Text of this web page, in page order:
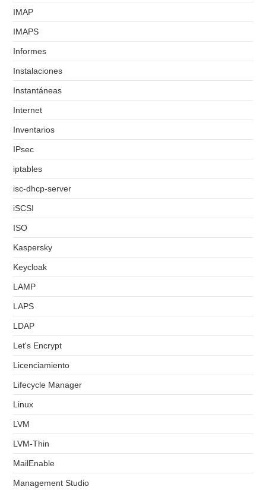
IMAP
IMAPS
Informes
Instalaciones
Instantáneas
Internet
Inventarios
IPsec
iptables
isc-dhcp-server
iSCSI
ISO
Kaspersky
Keycloak
LAMP
LAPS
LDAP
Let's Encrypt
Licenciamiento
Lifecycle Manager
Linux
LVM
LVM-Thin
MailEnable
Management Studio